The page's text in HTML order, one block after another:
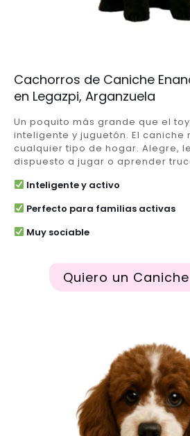
Cachorros de Caniche
en Legazpi, Arganzuela
Un poquito más grande que el
inteligente y juguetón. El caniche
cualquier tipo de hogar. Alegre,
dispuesto a jugar o aprender
Inteligente y activo
Perfecto para familias activas
Muy sociable
Quiero un